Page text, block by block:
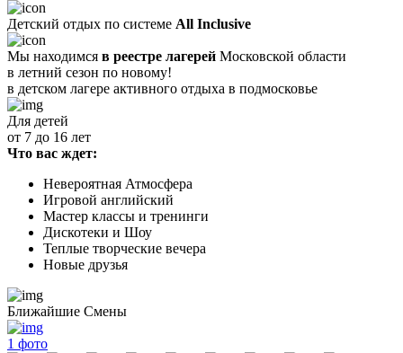
Детский отдых по системе All Inclusive
Мы находимся в реестре лагерей Московской области
в летний сезон по новому!
в детском лагере активного отдыха в подмосковье
Для детей
от 7 до 16 лет
Что вас ждет:
Невероятная Атмосфера
Игровой английский
Мастер классы и тренинги
Дискотеки и Шоу
Теплые творческие вечера
Новые друзья
Ближайшие Смены
1 фото